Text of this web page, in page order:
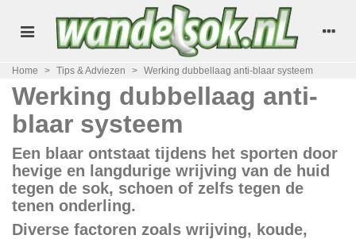
Home > Tips & Adviezen > Werking dubbellaag anti-blaar systeem
Werking dubbellaag anti-
blaar systeem
Een blaar ontstaat tijdens het sporten door
hevige en langdurige wrijving van de huid
tegen de sok, schoen of zelfs tegen de
tenen onderling.
Diverse factoren zoals wrijving, koude,